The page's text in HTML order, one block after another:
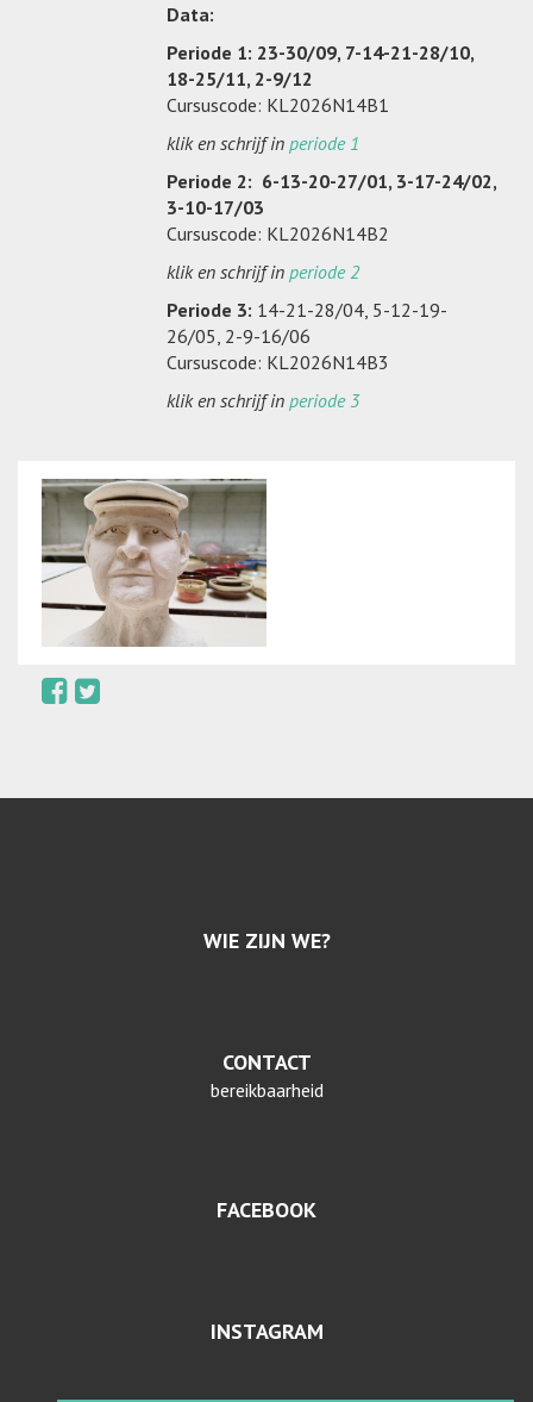
Data:
Periode 1: 23-30/09, 7-14-21-28/10,
18-25/11, 2-9/12
Cursuscode: KL2026N14B1
klik en schrijf in periode 1
Periode 2: 6-13-20-27/01, 3-17-24/02,
3-10-17/03
Cursuscode: KL2026N14B2
klik en schrijf in periode 2
Periode 3: 14-21-28/04, 5-12-19-
26/05, 2-9-16/06
Cursuscode: KL2026N14B3
klik en schrijf in periode 3
WIE ZIJN WE?
CONTACT
bereikbaarheid
FACEBOOK
INSTAGRAM